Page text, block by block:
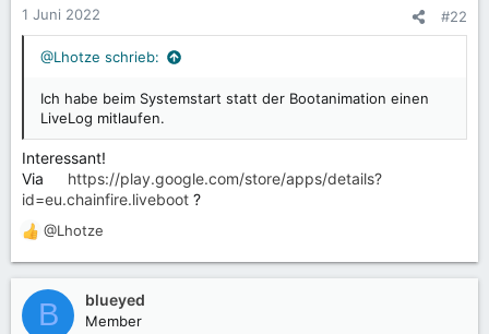
n
1 Juni 2022 #22
@Lhotze schrieb:
Ich habe beim Systemstart statt der Bootanimation einen
LiveLog mitlaufen.
Interessant!
Via
https://play.google.com/store/apps/details?
id=eu.chainfire.liveboot ?
R
e
a
k
t
@Lhotze
B blueyed
Member